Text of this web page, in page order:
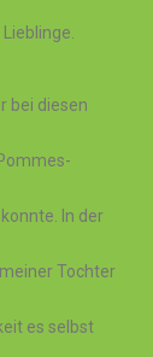
bei diesen
In der
Tochter
es selbst